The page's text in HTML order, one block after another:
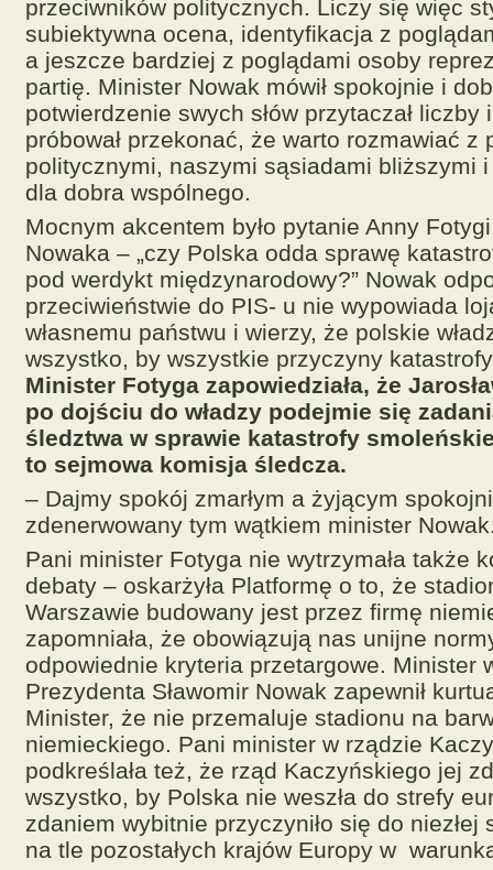
przeciwników politycznych. Liczy się więc
subiektywna ocena, identyfikacja z
a jeszcze bardziej z poglądami osoby
partię. Minister Nowak mówił spokojnie i
potwierdzenie swych słów przytaczał liczby
próbował przekonać, że warto rozmawiać z
politycznymi, naszymi sąsiadami bliższymi
dla dobra wspólnego.
Mocnym akcentem było pytanie Anny
Nowaka – „czy Polska odda sprawę
pod werdykt międzynarodowy?” Nowak
przeciwieństwie do PIS- u nie wypowiada
własnemu państwu i wierzy, że polskie
wszystko, by wszystkie przyczyny
Minister Fotyga zapowiedziała, że
po dojściu do władzy podejmie się
śledztwa w sprawie katastrofy
to sejmowa komisja śledcza.
– Dajmy spokój zmarłym a żyjącym
zdenerwowany tym wątkiem minister
Pani minister Fotyga nie wytrzymała także
debaty – oskarżyła Platformę o to, że
Warszawie budowany jest przez firmę
zapomniała, że obowiązują nas unijne
odpowiednie kryteria przetargowe. Minister
Prezydenta Sławomir Nowak zapewnił
Minister, że nie przemaluje stadionu na
niemieckiego. Pani minister w rządzie
podkreślała też, że rząd Kaczyńskiego jej
wszystko, by Polska nie weszła do strefy
zdaniem wybitnie przyczyniło się do niezłej
na tle pozostałych krajów Europy w